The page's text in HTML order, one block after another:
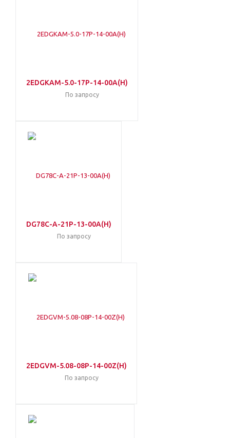
2EDGKAM-5.0-17P-14-00A(H)
По запросу
DG78C-A-21P-13-00A(H)
По запросу
2EDGVM-5.08-08P-14-00Z(H)
По запросу